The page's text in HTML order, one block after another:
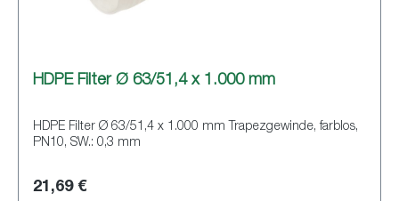
HDPE Filter Ø 63/51,4 x 1.000 mm
HDPE Filter Ø 63/51,4 x 1.000 mm Trapezgewinde, farblos,
PN10, SW.: 0,3 mm
21,69 €